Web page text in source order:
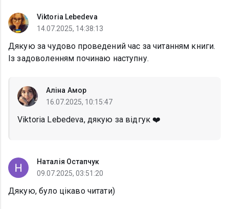
Viktoria Lebedeva
14.07.2025, 14:38:13
Дякую за чудово проведений час за читанням книги.
Із задоволенням починаю наступну.
Аліна Амор
16.07.2025, 10:15:47
Viktoria Lebedeva, дякую за відгук ❤️
Наталія Остапчук
09.07.2025, 03:51:20
Дякую, було цікаво читати)